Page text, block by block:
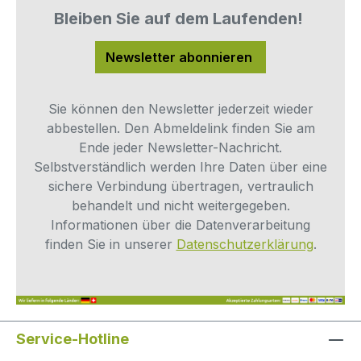
passieren und der Energieverbrauch sinkt
dank der verbesserten Qualität des
aufbereiteten Eingangswassers.Der
gereinigt, geprüft oder getauscht werden
müssen.
Bleiben Sie auf dem Laufenden!
Newsletter abonnieren
Sie können den Newsletter jederzeit wieder
abbestellen. Den Abmeldelink finden Sie am
Ende jeder Newsletter-Nachricht.
Selbstverständlich werden Ihre Daten über eine
sichere Verbindung übertragen, vertraulich
behandelt und nicht weitergegeben.
Informationen über die Datenverarbeitung
finden Sie in unserer Datenschutzerklärung.
Service-Hotline